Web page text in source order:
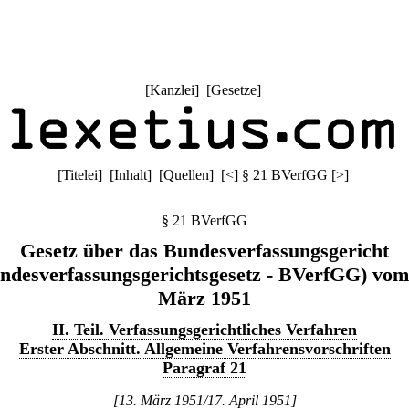
[Kanzlei] [Gesetze]
[Titelei] [Inhalt] [Quellen] [<] § 21 BVerfGG [>]
§ 21 BVerfGG
Gesetz über das Bundesverfassungsgericht
- BVerfGG)
März 1951
II. Teil. Verfassungsgerichtliches Verfahren
Erster Abschnitt. Allgemeine Verfahrensvorschriften
Paragraf 21
[13. März 1951/17. April 1951]